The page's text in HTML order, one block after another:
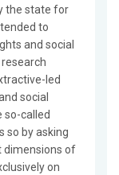
the state for
to
and social
led
social
so-called
so by asking
dimensions of
on